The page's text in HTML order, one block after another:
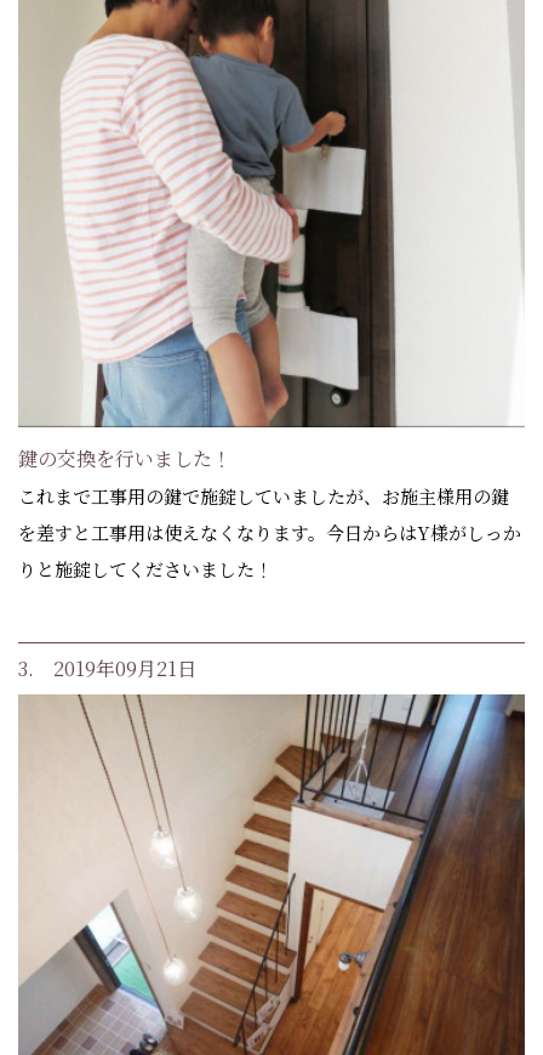
鍵の交換を行いました！
これまで工事用の鍵で施錠していましたが、お施主様用の鍵
を差すと工事用は使えなくなります。今日からはY様がしっか
りと施錠してくださいました！
3. 2019年09月21日